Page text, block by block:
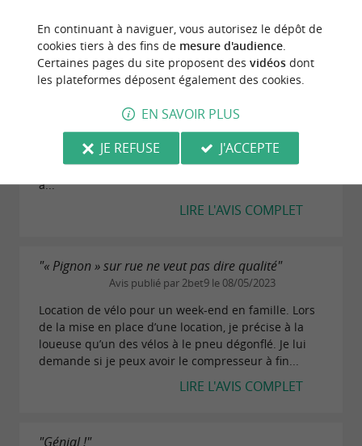
"Super expérience, nous recommandons à 100%
Beack Bikes à Ars-en-Ré"
Avis publié par Crokette2014 (Switzerland) le
28/07/2024
Un grand merci à Jade de nous avoir si bien
accueillies à Ars-en-Ré et de nous avoir loué un vélo
super confortable avec une bonne suspension.
Nous avons pu découvrir les marais salants du coin
à...
LIRE L'AVIS COMPLET
"« Pignon » sur rue ne veut pas dire qualité"
Avis publié par 2bet9 le 08/05/2023
Location de vélo pour un week-end en famille. Lors
de la mise en place d’une location, je précise à la
loueuse qu’un des vélos à le pneu dégonflé. Je lui
demande si je peux avoir le compresseur à fin...
LIRE L'AVIS COMPLET
"Génial !"
En continuant à naviguer, vous autorisez le dépôt de
cookies tiers à des fins de mesure d'audience.
Certaines pages du site proposent des vidéosdont
les plateformes déposent également des cookies.
EN SAVOIR PLUS
JE REFUSE
J'ACCEPTE